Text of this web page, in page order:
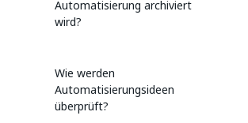
Automatisierung archiviert
wird?
Wie werden
Automatisierungsideen
überprüft?